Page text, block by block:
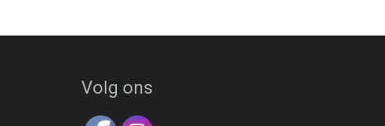
Volg ons